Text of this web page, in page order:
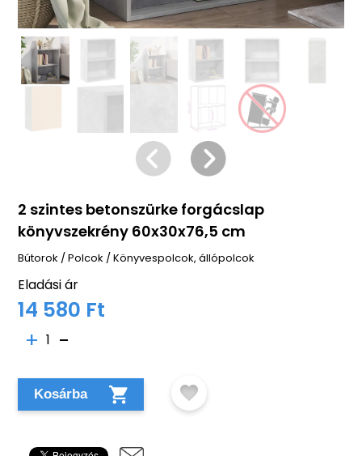
2 szintes betonszürke forgácslap
könyvszekrény 60x30x76,5 cm
Bútorok /Polcok /Könyvespolcok, állópolcok
Eladási ár
14 580 Ft
1
Kosárba